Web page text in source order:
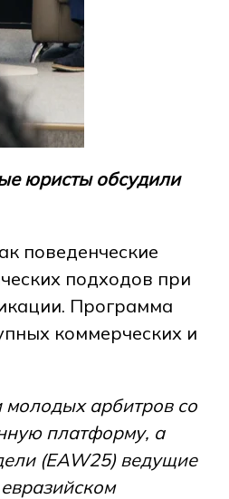
юристы обсудили
поведенческие
подходов при
Программа
коммерческих и
молодых арбитров со
платформу, а
(EAW25) ведущие